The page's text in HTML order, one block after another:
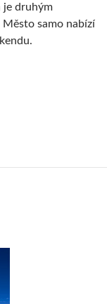
je druhým
Město samo nabízí
Jihomoravský